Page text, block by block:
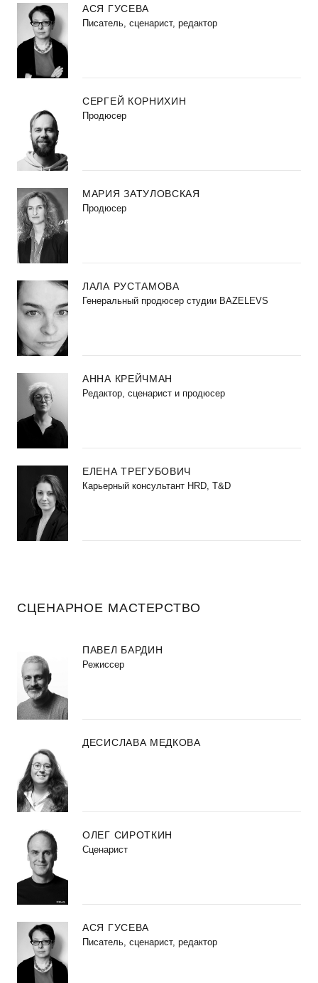
АСЯ ГУСЕВА
Писатель, сценарист, редактор
СЕРГЕЙ КОРНИХИН
Продюсер
МАРИЯ ЗАТУЛОВСКАЯ
Продюсер
ЛАЛА РУСТАМОВА
Генеральный продюсер студии BAZELEVS
АННА КРЕЙЧМАН
Редактор, сценарист и продюсер
ЕЛЕНА ТРЕГУБОВИЧ
Карьерный консультант HRD, T&D
СЦЕНАРНОЕ МАСТЕРСТВО
ПАВЕЛ БАРДИН
Режиссер
ДЕСИСЛАВА МЕДКОВА
ОЛЕГ СИРОТКИН
Сценарист
АСЯ ГУСЕВА
Писатель, сценарист, редактор